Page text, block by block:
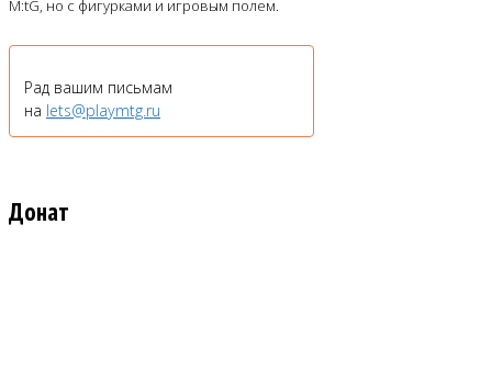
M:tG, но с фигурками и игровым полем.
Рад вашим письмам
на lets@playmtg.ru
Донат